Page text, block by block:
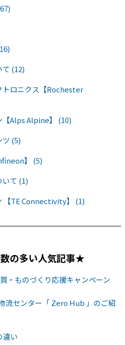
(12)
トロニクス【Rochester
【Alps Alpine】 (10)
(5)
】 (5)
て (1)
【TE Connectivity】 (1)
の多い人気記事★
・ものづくり応援キャンペーン
流センター「 Zero Hub 」のご紹
違い